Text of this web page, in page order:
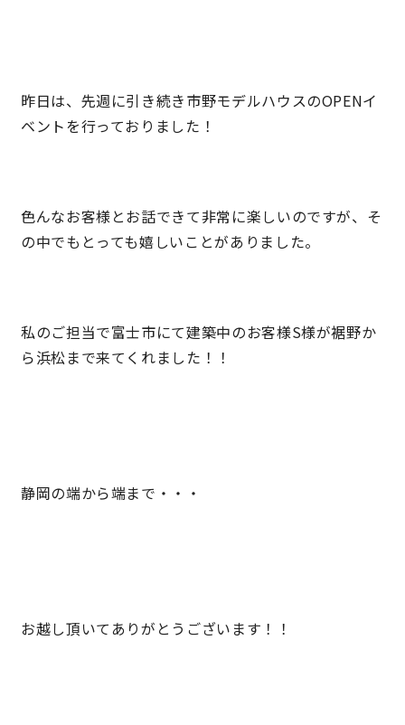
理想の暮らしを引き出すデザイン力
身体に優しい自然素材の家
頑丈で長持ちの外壁
ラインナップ
昨日は、先週に引き続き市野モデルハウスのOPENイ
ベントを行っておりました！
色んなお客様とお話できて非常に楽しいのですが、そ
の中でもとっても嬉しいことがありました。
私のご担当で富士市にて建築中のお客様S様が裾野か
ら浜松まで来てくれました！！
静岡の端から端まで・・・
お越し頂いてありがとうございます！！